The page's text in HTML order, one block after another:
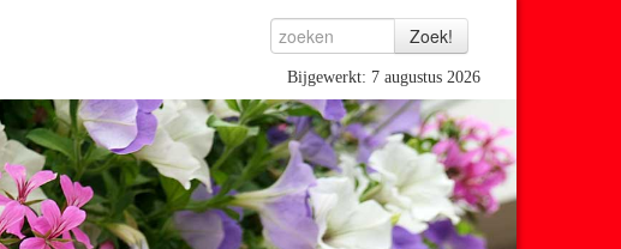
Bijgewerkt: 7 augustus 2026